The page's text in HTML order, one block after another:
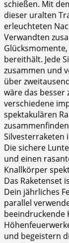
schießen. Mit
dieser uralten
erleuchteten
Verwandten
bereithält. Jede
zusammen und
über
wäre das besser
verschiedene
spektakulären
Silvesterraketen
Die sichere
und einen
Knallkörper
Das Raketenset
Dein jährliches
parallel
beeindruckende
und begeistern